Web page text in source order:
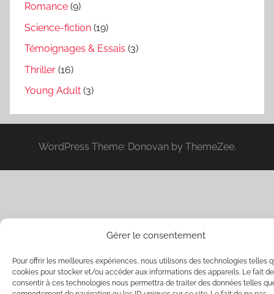
Gérer le consentement
Pour offrir les meilleures expériences, nous utilisons des technologies telles
cookies pour stocker et/ou accéder aux informations des appareils. Le fait de
consentir à ces technologies nous permettra de traiter des données telles
Romance (9)
Science-fiction (19)
Témoignages & Essais (3)
Thriller (16)
Young Adult (3)
WordPress Theme: Donovan by ThemeZee.